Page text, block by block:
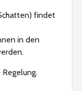
findet
in den